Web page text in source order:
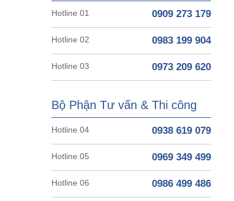
Hotline 01 0909 273 179
Hotline 02 0983 199 904
Hotline 03 0973 209 620
Bộ Phận Tư vấn & Thi công
Hotline 04 0938 619 079
Hotline 05 0969 349 499
Hotline 06 0986 499 486